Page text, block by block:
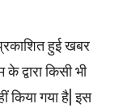
हुई खबर
किसी भी
किया गया है| इस